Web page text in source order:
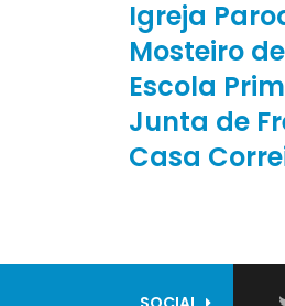
Igreja
Mosteiro
Escola
Junta de
Casa